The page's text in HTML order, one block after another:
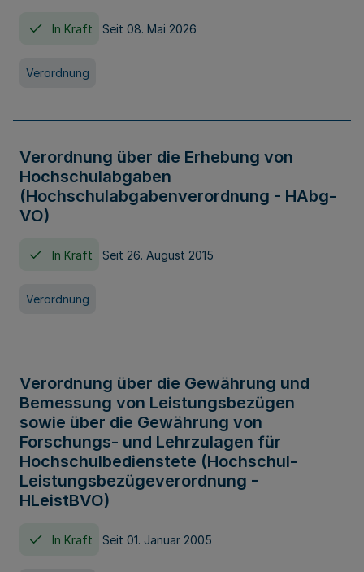
In Kraft Seit 08. Mai 2026
Verordnung
Verordnung über die Erhebung von
Hochschulabgaben
(Hochschulabgabenverordnung - HAbg-
VO)
In Kraft Seit 26. August 2015
Verordnung
Verordnung über die Gewährung und
Bemessung von Leistungsbezügen
sowie über die Gewährung von
Forschungs- und Lehrzulagen für
Hochschulbedienstete (Hochschul-
Leistungsbezügeverordnung -
HLeistBVO)
In Kraft Seit 01. Januar 2005